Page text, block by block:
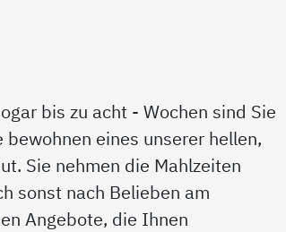
bis zu acht - Wochen sind Sie
eines unserer hellen,
Sie nehmen die Mahlzeiten
sonst nach Belieben am
Angebote, die Ihnen